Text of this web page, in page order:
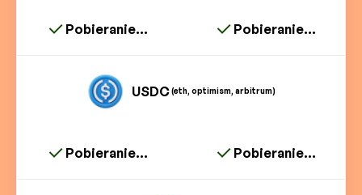
Pobieranie... Pobieranie...
USDC(eth, optimism, arbitrum)
Pobieranie... Pobieranie...